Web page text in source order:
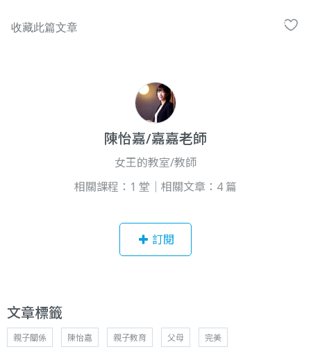
陳怡嘉/嘉嘉老師
女王的教室/教師
相關課程：1 堂｜相關文章：4 篇
訂閱
文章標籤
親子關係 陳怡嘉 親子教育 父母 完美